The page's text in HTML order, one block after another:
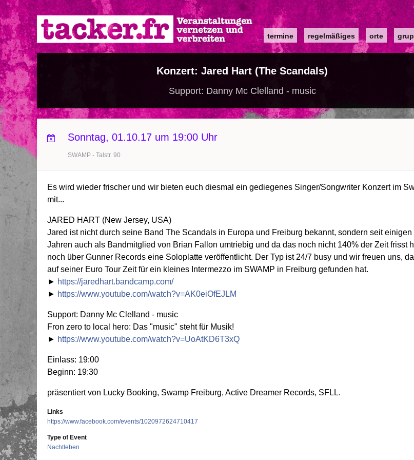
Direkt
zum
Inhalt
Main
navigation
termine regelmäßiges orte
Konzert: Jared Hart (The Scandals)
Support: Danny Mc Clelland - music
Sonntag, 01.10.17 um 19:00 Uhr
SWAMP - Talstr. 90
Es wird wieder frischer und wir bieten euch diesmal ein gediegenes Singer/Songwriter Konzert im
mit...
JARED HART (New Jersey, USA)
Jared ist nicht durch seine Band The Scandals in Europa und Freiburg bekannt, sondern seit einigen
Jahren auch als Bandmitglied von Brian Fallon umtriebig und da das noch nicht 140% der Zeit frisst
noch über Gunner Records eine Soloplatte veröffentlicht. Der Typ ist 24/7 busy und wir freuen uns,
auf seiner Euro Tour Zeit für ein kleines Intermezzo im SWAMP in Freiburg gefunden hat.
► https://jaredhart.bandcamp.com/
► https://www.youtube.com/watch?v=AK0eiOfEJLM
Support: Danny Mc Clelland - music
Fron zero to local hero: Das "music" steht für Musik!
► https://www.youtube.com/watch?v=UoAtKD6T3xQ
Einlass: 19:00
Beginn: 19:30
präsentiert von Lucky Booking, Swamp Freiburg, Active Dreamer Records, SFLL.
Links
https://www.facebook.com/events/1020972624710417
Type of Event
Nachtleben